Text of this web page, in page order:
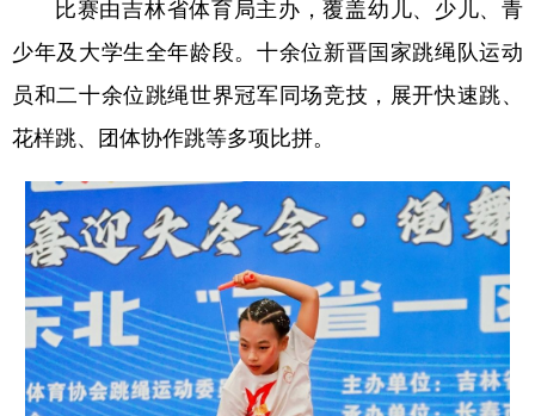
比赛由吉林省体育局主办，覆盖幼儿、少儿、青
少年及大学生全年龄段。十余位新晋国家跳绳队运动
员和二十余位跳绳世界冠军同场竞技，展开快速跳、
花样跳、团体协作跳等多项比拼。